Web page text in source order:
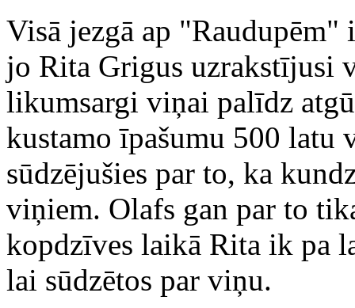
Visā jezgā ap
jo Rita Grigus uzrakstījusi
likumsargi viņai palīdz
kustamo īpašumu 500 latu
sūdzējušies par to, ka
viņiem. Olafs gan par to
kopdzīves laikā Rita ik pa
lai sūdzētos par viņu.